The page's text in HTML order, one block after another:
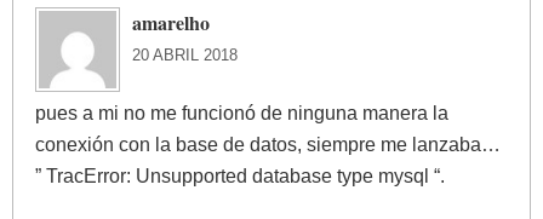
amarelho
20 ABRIL 2018
pues a mi no me funcionó de ninguna manera la
conexión con la base de datos, siempre me lanzaba…
” TracError: Unsupported database type mysql “.